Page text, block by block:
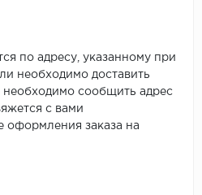
Wonderful Vinyl
по адресу, указанному при
необходимо доставить
необходимо сообщить адрес
с вами
оформления заказа на